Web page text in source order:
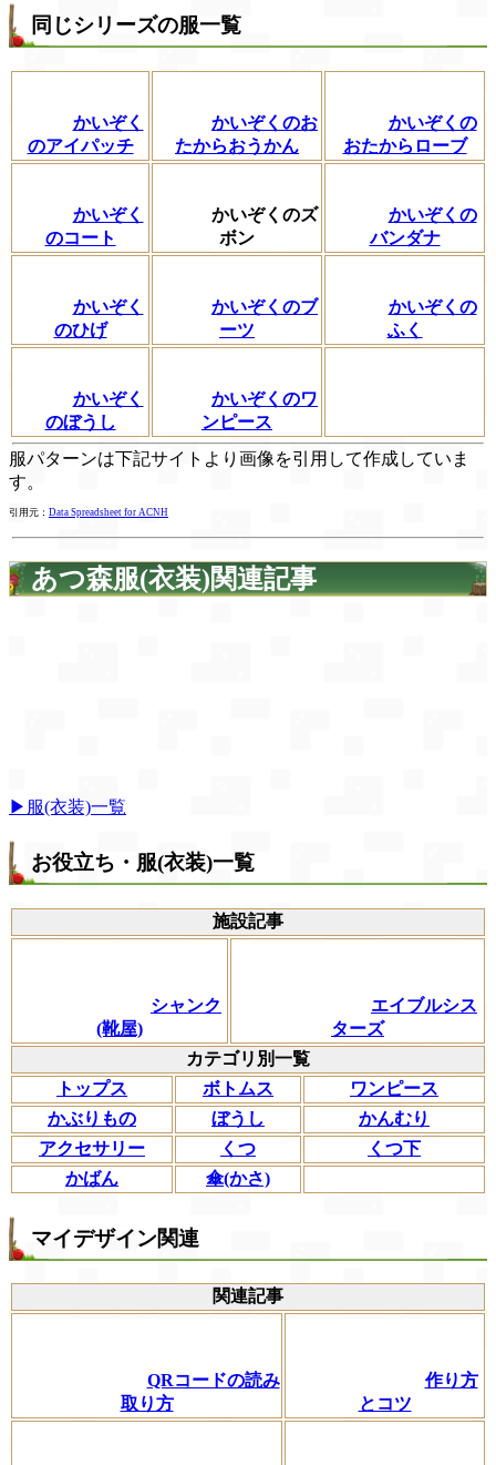
同じシリーズの服一覧
かいぞく
のアイパッチ
かいぞくのお
たからおうかん
かいぞくの
おたからローブ
かいぞく
のコート
かいぞくのズ
ボン
かいぞくの
バンダナ
かいぞく
のひげ
かいぞくのブ
ーツ
かいぞくの
ふく
かいぞく
のぼうし
かいぞくのワ
ンピース
服パターンは下記サイトより画像を引用して作成していま
す。
引用元： Data Spreadsheet for ACNH
あつ森服(衣装)関連記事
▶服(衣装)一覧
お役立ち・服(衣装)一覧
施設記事
シャンク
(靴屋)
エイブルシス
ターズ
カテゴリ別一覧
トップス
ボトムス
ワンピース
かぶりもの
ぼうし
かんむり
アクセサリー
くつ
くつ下
かばん
傘(かさ)
マイデザイン関連
関連記事
QRコードの読み
取り方
作り方
とコツ